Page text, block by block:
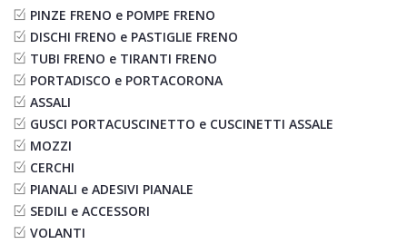
PINZE FRENO e POMPE FRENO
DISCHI FRENO e PASTIGLIE FRENO
TUBI FRENO e TIRANTI FRENO
PORTADISCO e PORTACORONA
ASSALI
GUSCI PORTACUSCINETTO e CUSCINETTI ASSALE
MOZZI
CERCHI
PIANALI e ADESIVI PIANALE
SEDILI e ACCESSORI
VOLANTI